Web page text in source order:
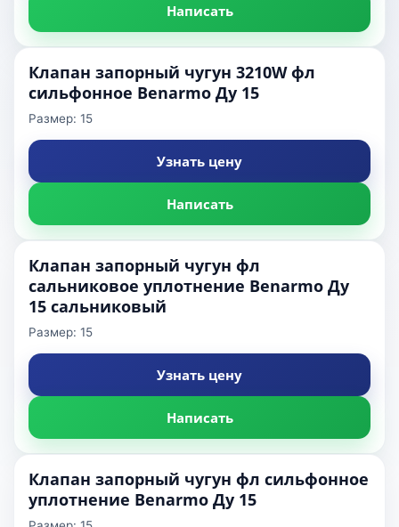
Написать
Клапан запорный чугун 3210W фл
сильфонное Benarmo Ду 15
Размер: 15
Узнать цену
Написать
Клапан запорный чугун фл
сальниковое уплотнение Benarmo Ду
15 сальниковый
Размер: 15
Узнать цену
Написать
Клапан запорный чугун фл сильфонное
уплотнение Benarmo Ду 15